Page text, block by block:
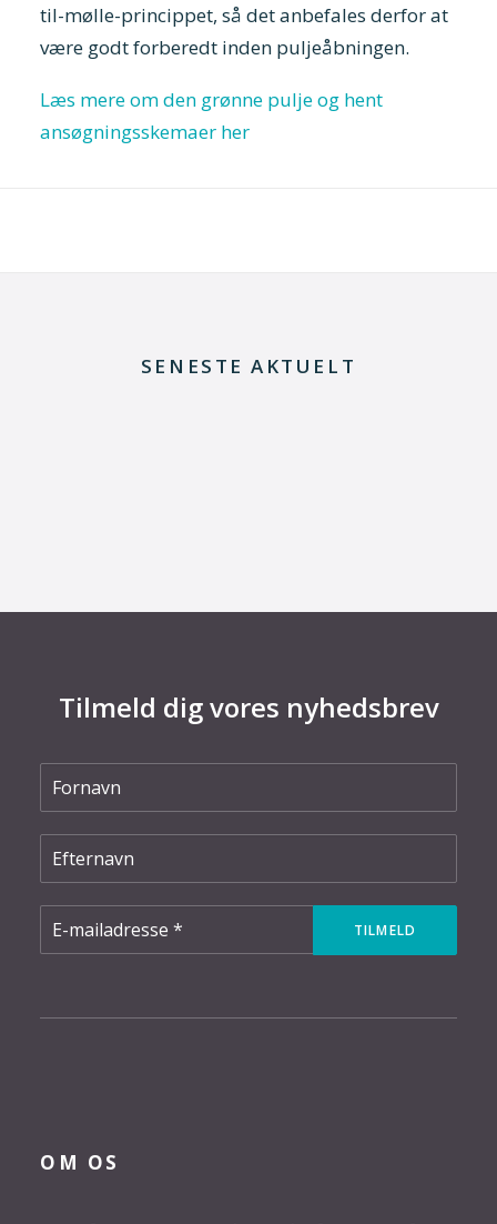
til-mølle-princippet, så det anbefales derfor at
være godt forberedt inden puljeåbningen.
Læs mere om den grønne pulje og hent
ansøgningsskemaer her
SENESTE AKTUELT
Tilmeld dig vores nyhedsbrev
OM OS